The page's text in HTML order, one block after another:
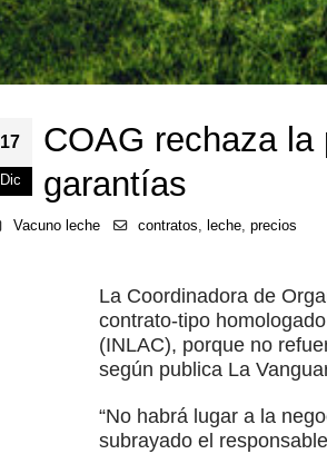
17
Dic
COAG rechaza
garantías
Vacuno leche contratos, leche,precios
La Coordinadora de
contrato-tipo
(INLAC), porque no
según publica La
“No habrá lugar a la
subrayado el